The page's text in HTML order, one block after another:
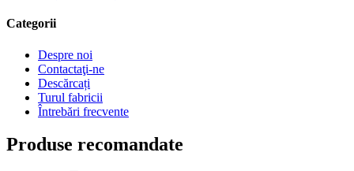
Categorii
Despre noi
Contactaţi-ne
Descărcați
Turul fabricii
Întrebări frecvente
Produse recomandate